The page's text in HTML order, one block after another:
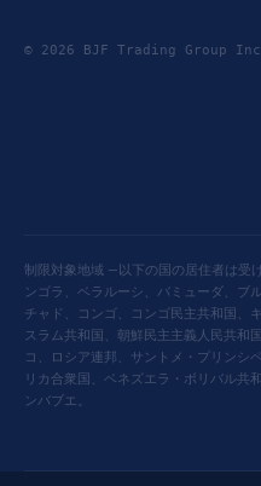
© 2026 BJF Trading
制限対象地域 —以下の国の居住者は受
ンゴラ、ベラルーシ、バミューダ、ブ
チャド、コンゴ、コンゴ民主共和国、
スラム共和国、朝鮮民主主義人民共和
コ、ロシア連邦、サントメ・プリンシ
リカ合衆国、ベネズエラ・ボリバル共
ンバブエ。